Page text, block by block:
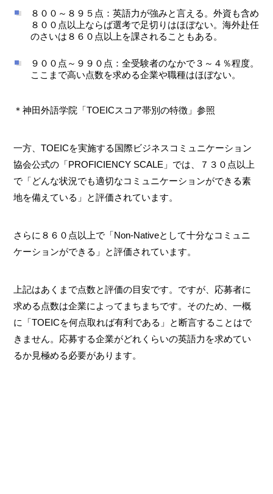
８００～８９５点：英語力が強みと言える。外資も含め
８００点以上ならば選考で足切りはほぼない。海外赴任
のさいは８６０点以上を課されることもある。
９００点～９９０点：全受験者のなかで３～４％程度。
ここまで高い点数を求める企業や職種はほぼない。
＊神田外語学院「TOEICスコア帯別の特徴」参照
一方、TOEICを実施する国際ビジネスコミュニケーション
協会公式の「PROFICIENCY SCALE」では、７３０点以上
で「どんな状況でも適切なコミュニケーションができる素
地を備えている」と評価されています。
さらに８６０点以上で「Non-Nativeとして十分なコミュニ
ケーションができる」と評価されています。
上記はあくまで点数と評価の目安です。ですが、応募者に
求める点数は企業によってまちまちです。そのため、一概
に「TOEICを何点取れば有利である」と断言することはで
きません。応募する企業がどれくらいの英語力を求めてい
るか見極める必要があります。